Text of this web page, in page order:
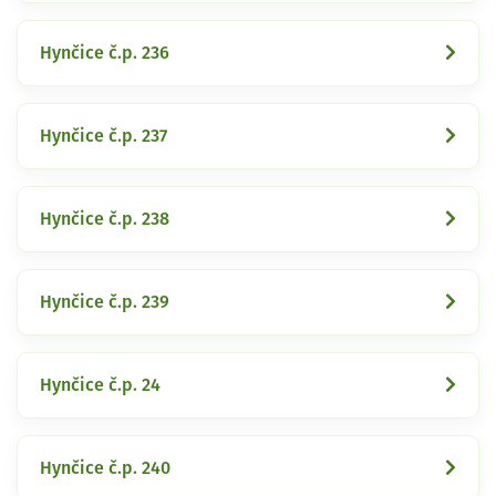
Hynčice č.p. 236
Hynčice č.p. 237
Hynčice č.p. 238
Hynčice č.p. 239
Hynčice č.p. 24
Hynčice č.p. 240